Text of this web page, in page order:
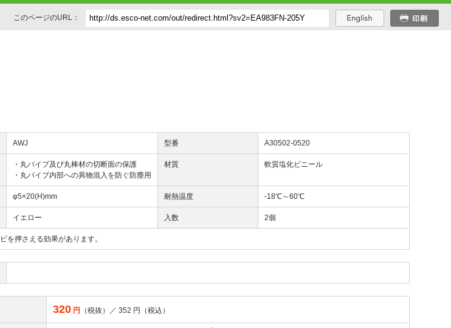
このページのURL：
AWJ 型番 A30502-0520
・丸パイプ及び丸棒材の切断面の保護
・丸パイプ内部への異物混入を防ぐ防塵用
材質 軟質塩化ビニール
φ5×20(H)mm 耐熱温度 -18℃～60℃
イエロー 入数 2個
を押さえる効果があります。
320 円 （税抜）／352 円（税込）